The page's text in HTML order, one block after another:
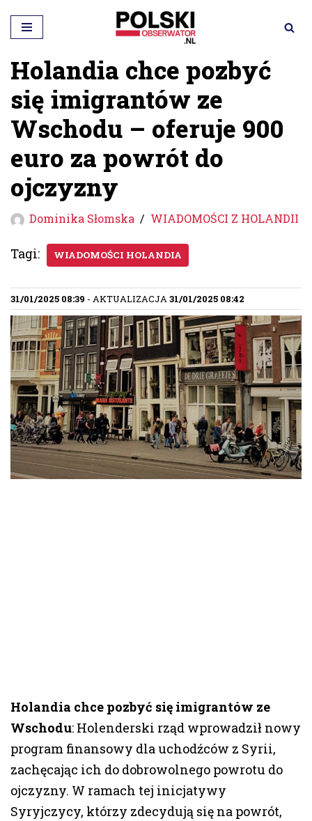
Przejdź
do
treści
Holandia chce pozbyć
się imigrantów ze
Wschodu – oferuje 900
euro za powrót do
ojczyzny
Dominika Słomska WIADOMOŚCI Z HOLANDII
Tagi: WIADOMOŚCI HOLANDIA
31/01/2025 08:39 - AKTUALIZACJA31/01/2025 08:42
Holandia chce pozbyć się imigrantów ze
Wschodu: Holenderski rząd wprowadził nowy
program finansowy dla uchodźców z Syrii,
zachęcając ich do dobrowolnego powrotu do
ojczyzny. W ramach tej inicjatywy
Syryjczycy, którzy zdecydują się na powrót,